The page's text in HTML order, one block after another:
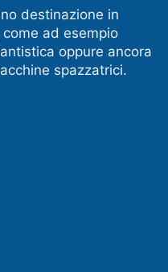
destinazione in
ad esempio
oppure ancora
spazzatrici.